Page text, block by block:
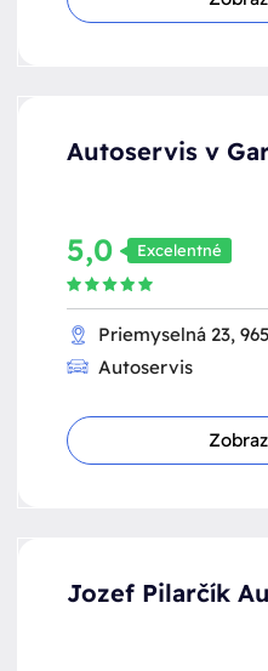
Autoservis v
5,0 Excelentné
Priemyselná 23,
Autoservis
Jozef Pilarčík